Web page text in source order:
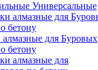
Универсальные
для Буровых
бетону